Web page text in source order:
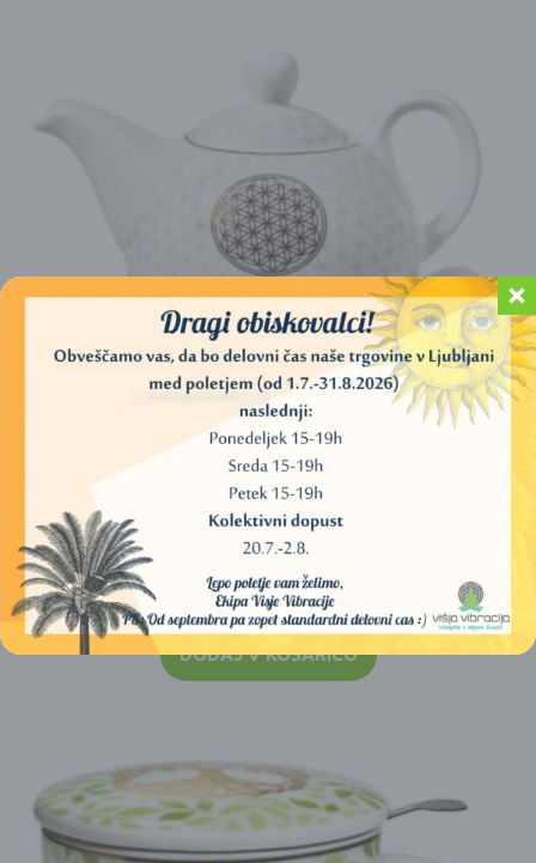
ČAJNI SET ROŽA ŽIVLJENJA (KOMPLET, ZA ENO
25,00€
DODAJ V KOŠARICO